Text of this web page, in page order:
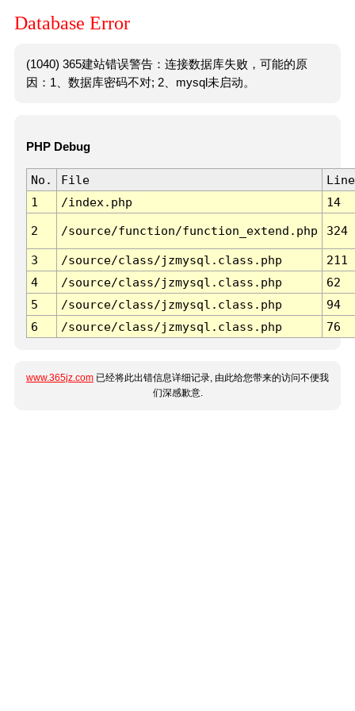
Database Error
(1040) 365建站错误警告：连接数据库失败，可能的原
因：1、数据库密码不对; 2、mysql未启动。
PHP Debug
No. File
Line
1
/index.php 14
2 /source/function/function_extend.php 324
3 /source/class/jzmysql.class.php
211
4
/source/class/jzmysql.class.php
62
5
/source/class/jzmysql.class.php
94
6
/source/class/jzmysql.class.php 76
www.365jz.com 已经将此出错信息详细记录, 由此给您带来的访问不便我
们深感歉意.